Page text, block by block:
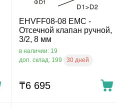
EHVFF08-08 EMC -
Отсечной клапан ручной,
3/2, 8 мм
в наличии: 19
доп. склад: 199
30 дней
₸6 695